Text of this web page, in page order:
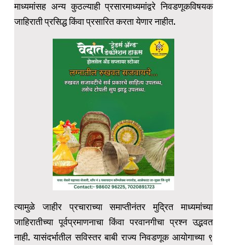
माध्यमांसह अन्य कुठल्याही प्रसारमाध्यमांद्वरे निवडणूकविषयक
जाहिराती प्रसिद्ध किंवा प्रसारित करता येणार नाहीत.
त्यामुळे जाहीर प्रचाराच्या समाप्तीनंतर मुद्रित माध्यमांच्या
जाहिरातीच्या पूर्वप्रमाणनाचा किंवा परवानगीचा प्रश्न उद्भवत
नाही. यासंदर्भातील सविस्तर बाबी राज्य निवडणूक आयोगाच्या ९